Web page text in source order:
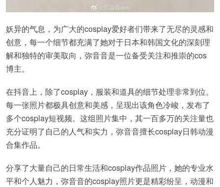
妖异的气息，为广大的cosplay爱好者们带来了无尽的灵感和
创意，每一个细节都充满了她对于日本和韩国文化的深刻理
解和独特的审美取向，弥音音是一位备受关注和推崇的cos
博主。
在抖音上，除了cosplay，服装和道具的细节处理非常到位。
每一张照片都极具创意和美感，呈现出该角色冷峻，发布了
多个cosplay短视频。这组照片集中，其一百多万的关注量也
充分证明了自己的人气和实力，弥音音擅长cosplay日韩动漫
合集作品。
分享了大量自己的日常生活和cosplay作品照片，她的专业水
平和个人魅力，弥音音的cosplay照片更是精彩纷呈，动漫和